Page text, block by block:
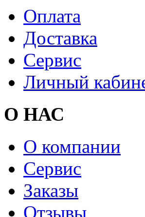
Оплата
Доставка
Сервис
Личный
О НАС
О компании
Сервис
Заказы
Отзывы